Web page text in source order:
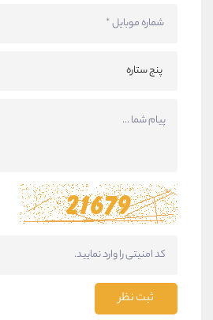
ثبت نظر